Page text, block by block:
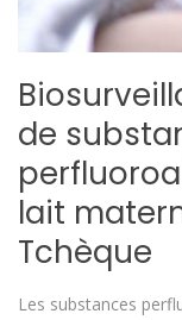
de
lait
Tchèque
Les substances